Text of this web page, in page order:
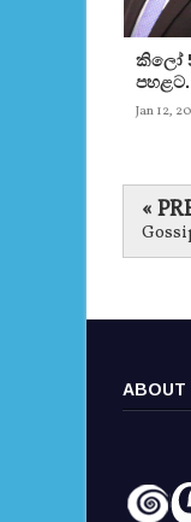
කිලෝ
පහළට.
Jan 12,
«
ABOUT